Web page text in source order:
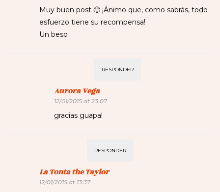
Muy buen post 🙂 ¡Ánimo que, como sabrás, todo
esfuerzo tiene su recompensa!
Un beso
RESPONDER
Aurora Vega
12/01/2015 at 23:07
gracias guapa!
RESPONDER
La Tonta the Taylor
12/01/2015 at 13:37